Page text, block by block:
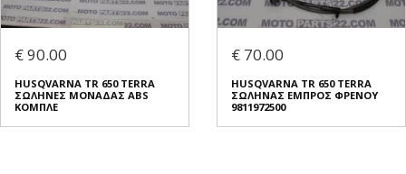
€ 90.00
HUSQVARNA TR 650 TERRA
ΣΩΛΗΝΕΣ ΜΟΝΑΔΑΣ ABS
ΚΟΜΠΛΕ
€ 70.00
HUSQVARNA TR 650 TERRA
ΣΩΛΗΝΑΣ ΕΜΠΡΟΣ ΦΡΕΝΟΥ
9811972500